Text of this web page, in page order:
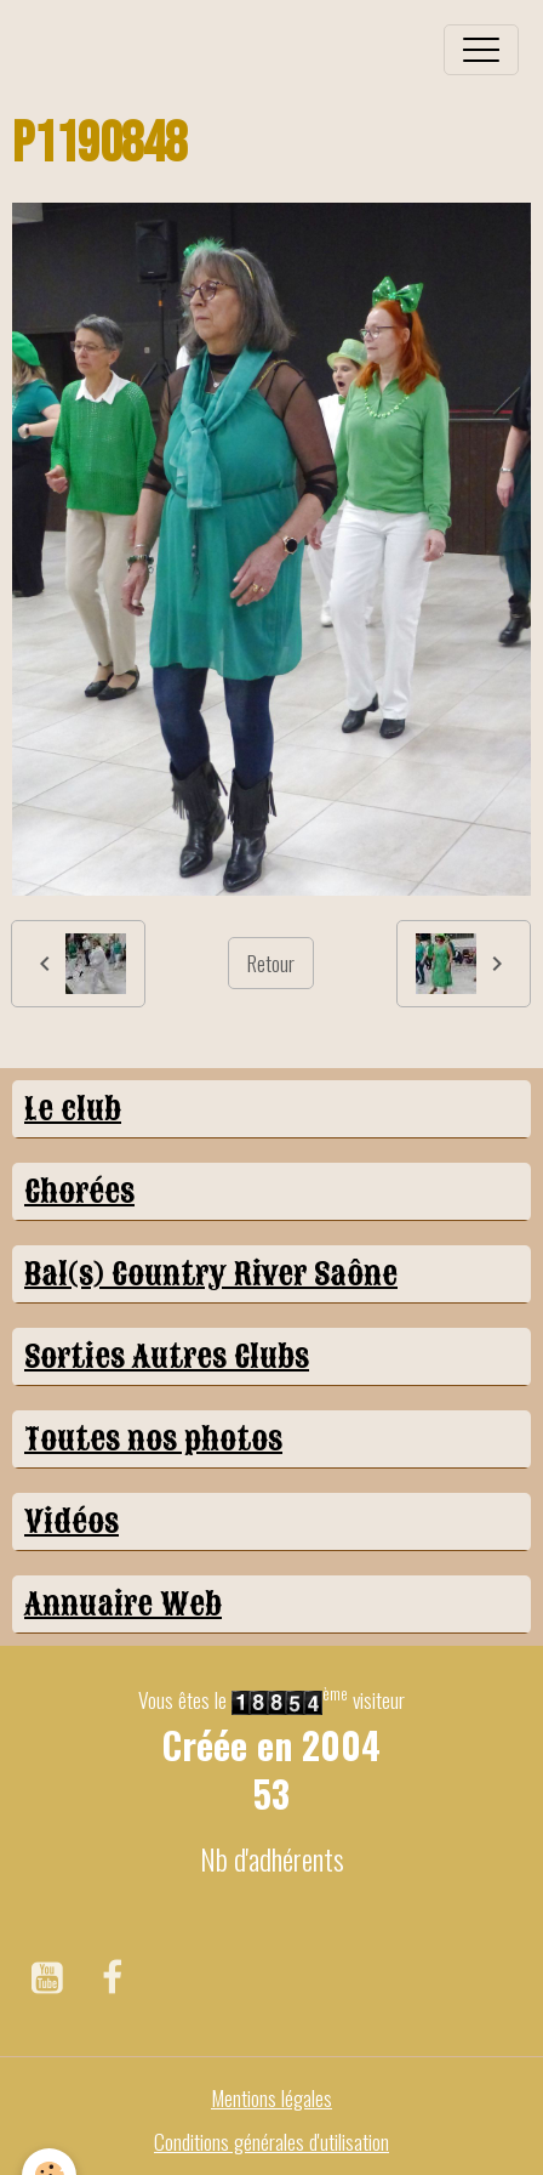
P1190848
Retour
Le club
Chorées
Bal(s) Country River Saône
Sorties Autres Clubs
Toutes nos photos
Vidéos
Annuaire Web
Vous êtes le ème visiteur
Créée en 2004
53
Nb d'adhérents
Mentions légales
Conditions générales d'utilisation